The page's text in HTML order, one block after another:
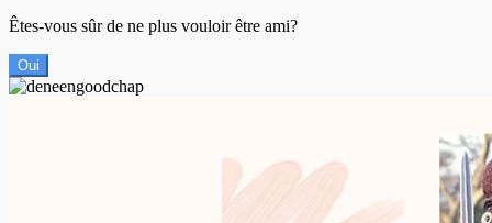
Êtes-vous sûr de ne plus vouloir être ami?
Oui